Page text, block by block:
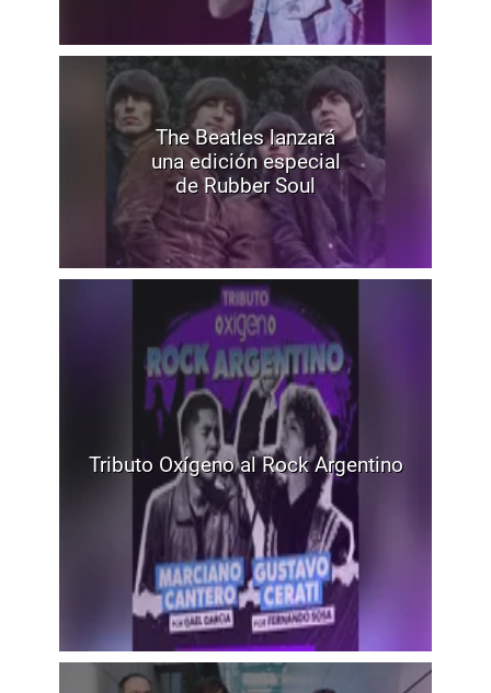
The Beatles lanzará
una edición especial
de Rubber Soul
Tributo Oxígeno al Rock Argentino